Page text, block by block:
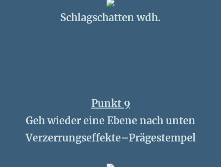
Schlagschatten wdh.
Punkt 9
Geh wieder eine Ebene nach unten
Verzerrungseffekte–Prägestempel